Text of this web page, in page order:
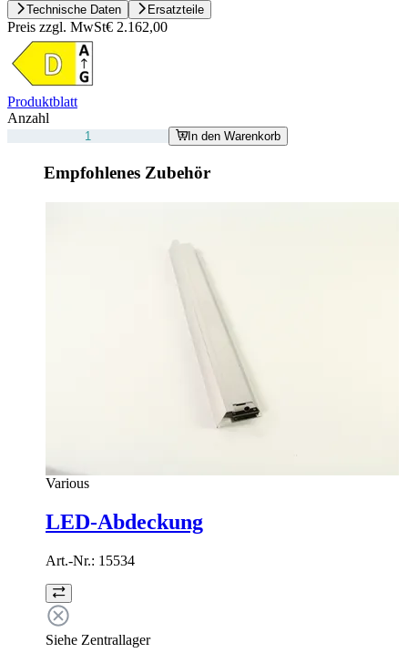
Technische Daten Ersatzteile
Preis zzgl. MwSt€ 2.162,00
Produktblatt
Anzahl
In den Warenkorb
Empfohlenes Zubehör
Various
LED-Abdeckung
Art.-Nr.: 15534
Siehe Zentrallager